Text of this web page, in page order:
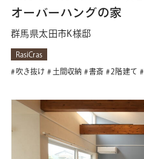
オーバーハングの家
群馬県太田市K様邸
RasiCras
吹き抜け 土間収納 書斎 2階建て